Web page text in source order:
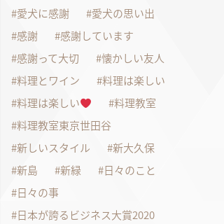
愛犬に感謝
愛犬の思い出
感謝
感謝しています
感謝って大切
懐かしい友人
料理とワイン
料理は楽しい
料理は楽しい
料理教室
料理教室東京世田谷
新しいスタイル
新大久保
新島
新緑
日々のこと
日々の事
日本が誇るビジネス大賞2020